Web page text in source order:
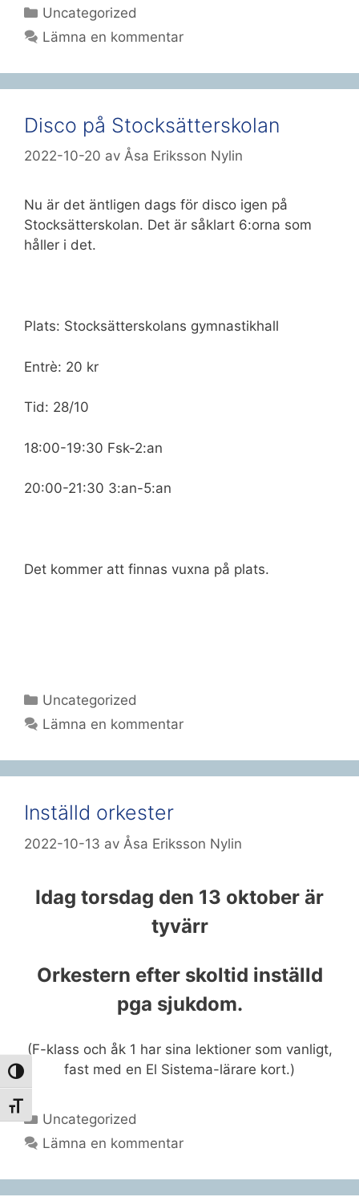
Slå på/av hög kontrast
Slå på/av textstorlek
Kategorier
Uncategorized
Lämna en kommentar
Disco på Stocksätterskolan
2022-10-20 av Åsa Eriksson Nylin
Nu är det äntligen dags för disco igen på
Stocksätterskolan. Det är såklart 6:orna som
håller i det.
Plats: Stocksätterskolans gymnastikhall
Entrè: 20 kr
Tid: 28/10
18:00-19:30 Fsk-2:an
20:00-21:30 3:an-5:an
Det kommer att finnas vuxna på plats.
Kategorier
Uncategorized
Lämna en kommentar
Inställd orkester
2022-10-13 av Åsa Eriksson Nylin
Idag torsdag den 13 oktober är
tyvärr
Orkestern efter skoltid inställd
pga sjukdom.
(F-klass och åk 1 har sina lektioner som vanligt,
fast med en El Sistema-lärare kort.)
Kategorier
Uncategorized
Lämna en kommentar